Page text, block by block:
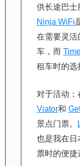
供长途巴士
Ninja WiFi
在需要灵活
车，而
租车时的选
对于活动：
Viator和
景点门票。
也是我在日
票时的便捷